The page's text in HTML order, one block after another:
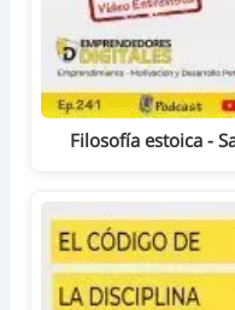
Filosofía estoica -